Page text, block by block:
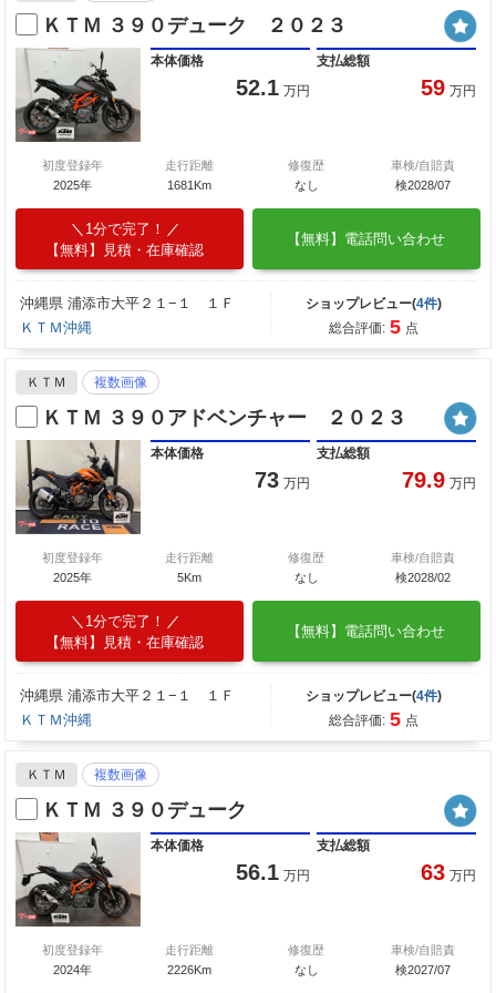
ＫＴＭ ３９０デューク ２０２３
本体価格
52.1 万円
支払総額
59 万円
初度登録年
2025年
走行距離
1681Km
修復歴
なし
車検/自賠責
検2028/07
1分で完了！
【無料】見積・在庫確認
【無料】電話問い合わせ
沖縄県 浦添市大平２１−１ １Ｆ
ＫＴＭ沖縄
ショップレビュー(4件)
総合評価: 5 点
ＫＴＭ 複数画像
ＫＴＭ ３９０アドベンチャー ２０２３
本体価格
73 万円
支払総額
79.9 万円
初度登録年
2025年
走行距離
5Km
修復歴
なし
車検/自賠責
検2028/02
1分で完了！
【無料】見積・在庫確認
【無料】電話問い合わせ
沖縄県 浦添市大平２１−１ １Ｆ
ＫＴＭ沖縄
ショップレビュー(4件)
総合評価: 5 点
ＫＴＭ 複数画像
ＫＴＭ ３９０デューク
本体価格
56.1 万円
支払総額
63 万円
初度登録年
2024年
走行距離
2226Km
修復歴
なし
車検/自賠責
検2027/07